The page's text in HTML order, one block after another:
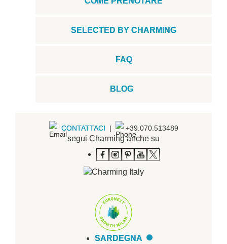
SELECTED BY CHARMING
FAQ
BLOG
CONTATTACI | +39.070.513489
segui Charming anche su
SARDEGNA